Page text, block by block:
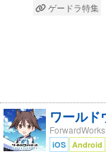
ゲードラ特集
ワールド
iOS Android